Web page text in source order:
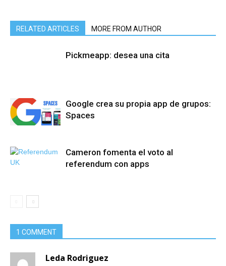
RELATED ARTICLES MORE FROM AUTHOR
Pickmeapp: desea una cita
Google crea su propia app de grupos:
Spaces
Cameron fomenta el voto al
referendum con apps
1 COMMENT
Leda Rodriguez